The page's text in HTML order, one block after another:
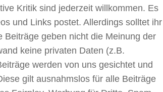
Kritik sind jederzeit willkommen. Es
und Links postet. Allerdings solltet ihr
geben nicht die Meinung der
keine privaten Daten (z.B.
werden von uns gesichtet und
gilt ausnahmslos für alle Beiträge